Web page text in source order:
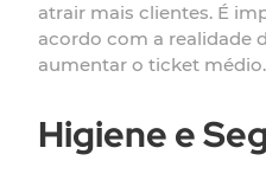
atrair mais clientes. É
acordo com a realidade
aumentar o ticket médio.
Higiene e